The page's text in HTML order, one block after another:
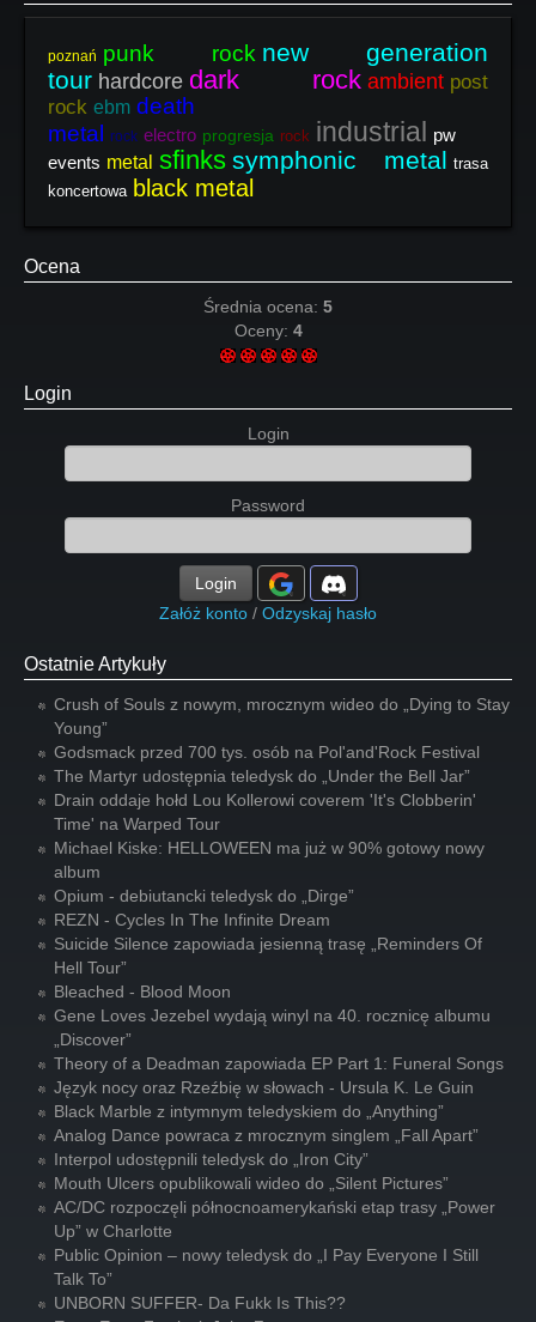
poznań punk rock new generation
tour hardcore dark rock ambient post
rock ebm death
metal
rock electro progresja rock industrial pw
events metal sfinks symphonic metal trasa
koncertowa black metal
Ocena
Średnia ocena: 5
Oceny: 4
Login
Login
Password
Login
Załóż konto / Odzyskaj hasło
Ostatnie Artykuły
Crush of Souls z nowym, mrocznym wideo do „Dying to Stay
Young”
Godsmack przed 700 tys. osób na Pol'and'Rock Festival
The Martyr udostępnia teledysk do „Under the Bell Jar”
Drain oddaje hołd Lou Kollerowi coverem 'It's Clobberin'
Time' na Warped Tour
Michael Kiske: HELLOWEEN ma już w 90% gotowy nowy
album
Opium - debiutancki teledysk do „Dirge”
REZN - Cycles In The Infinite Dream
Suicide Silence zapowiada jesienną trasę „Reminders Of
Hell Tour”
Bleached - Blood Moon
Gene Loves Jezebel wydają winyl na 40. rocznicę albumu
„Discover”
Theory of a Deadman zapowiada EP Part 1: Funeral Songs
Język nocy oraz Rzeźbię w słowach - Ursula K. Le Guin
Black Marble z intymnym teledyskiem do „Anything”
Analog Dance powraca z mrocznym singlem „Fall Apart”
Interpol udostępnili teledysk do „Iron City”
Mouth Ulcers opublikowali wideo do „Silent Pictures”
AC/DC rozpoczęli północnoamerykański etap trasy „Power
Up” w Charlotte
Public Opinion – nowy teledysk do „I Pay Everyone I Still
Talk To”
UNBORN SUFFER- Da Fukk Is This??